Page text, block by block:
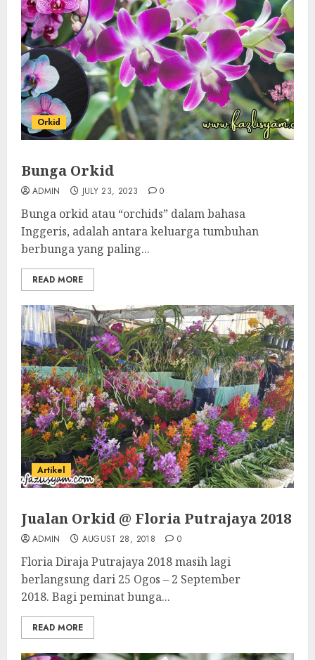
Orkid
Bunga Orkid
ADMIN JULY 23, 2023 0
Bunga orkid atau “orchids” dalam bahasa
Inggeris, adalah antara keluarga tumbuhan
berbunga yang paling...
READ MORE
Artikel
Jualan Orkid @ Floria Putrajaya 2018
ADMIN AUGUST 28, 2018 0
Floria Diraja Putrajaya 2018 masih lagi
berlangsung dari 25 Ogos – 2 September
2018. Bagi peminat bunga...
READ MORE